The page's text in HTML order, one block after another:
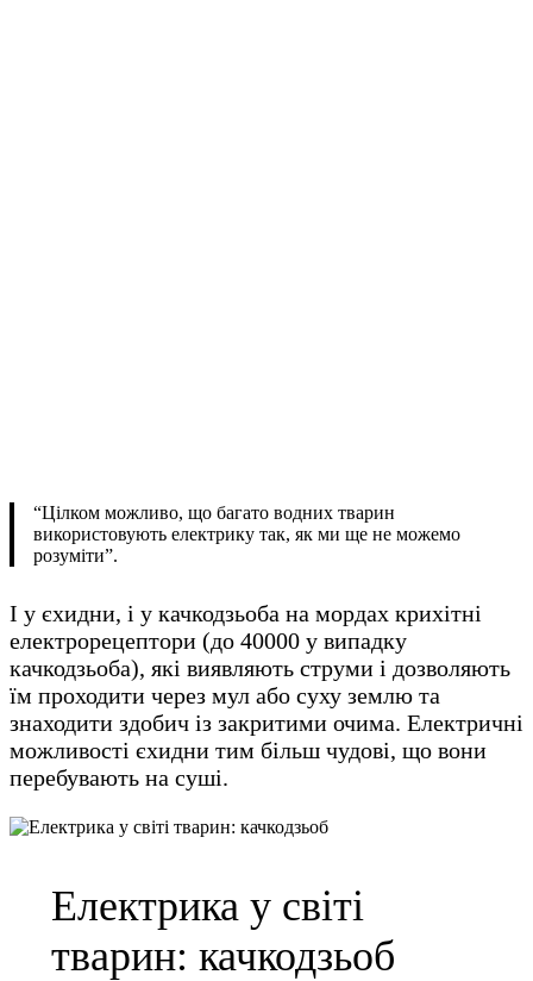
“Цілком можливо, що багато водних тварин
використовують електрику так, як ми ще не можемо
розуміти”.
І у єхидни, і у качкодзьоба на мордах крихітні
електрорецептори (до 40000 у випадку
качкодзьоба), які виявляють струми і дозволяють
їм проходити через мул або суху землю та
знаходити здобич із закритими очима. Електричні
можливості єхидни тим більш чудові, що вони
перебувають на суші.
Електрика у світі
тварин: качкодзьоб